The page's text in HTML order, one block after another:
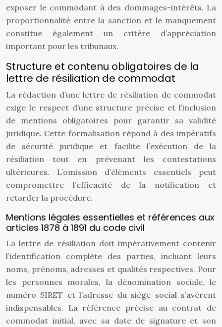
exposer le commodant à des dommages-intérêts. La
proportionnalité entre la sanction et le manquement
constitue également un critère d’appréciation
important pour les tribunaux.
Structure et contenu obligatoires de la
lettre de résiliation de commodat
La rédaction d’une lettre de résiliation de commodat
exige le respect d’une structure précise et l’inclusion
de mentions obligatoires pour garantir sa validité
juridique. Cette formalisation répond à des impératifs
de sécurité juridique et facilite l’exécution de la
résiliation tout en prévenant les contestations
ultérieures. L’omission d’éléments essentiels peut
compromettre l’efficacité de la notification et
retarder la procédure.
Mentions légales essentielles et références aux
articles 1878 à 1891 du code civil
La lettre de résiliation doit impérativement contenir
l’identification complète des parties, incluant leurs
noms, prénoms, adresses et qualités respectives. Pour
les personnes morales, la dénomination sociale, le
numéro SIRET et l’adresse du siège social s’avèrent
indispensables. La référence précise au contrat de
commodat initial, avec sa date de signature et son